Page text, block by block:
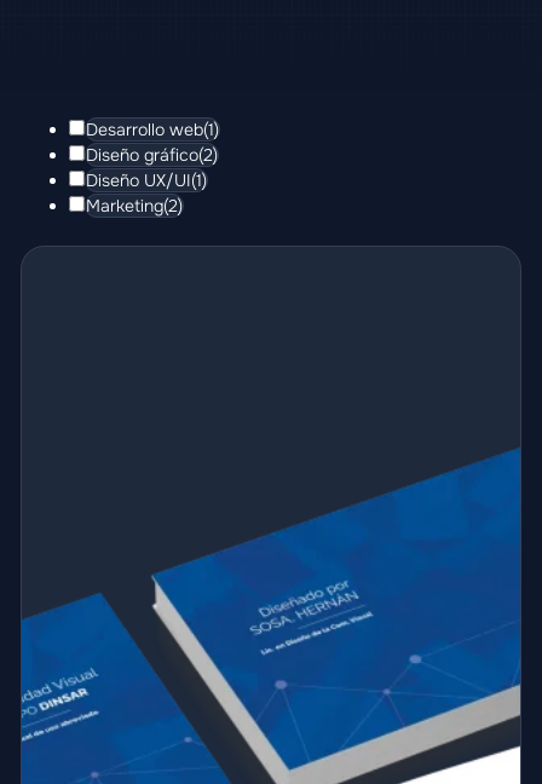
Desarrollo web(1)
Diseño gráfico(2)
Diseño UX/UI(1)
Marketing(2)